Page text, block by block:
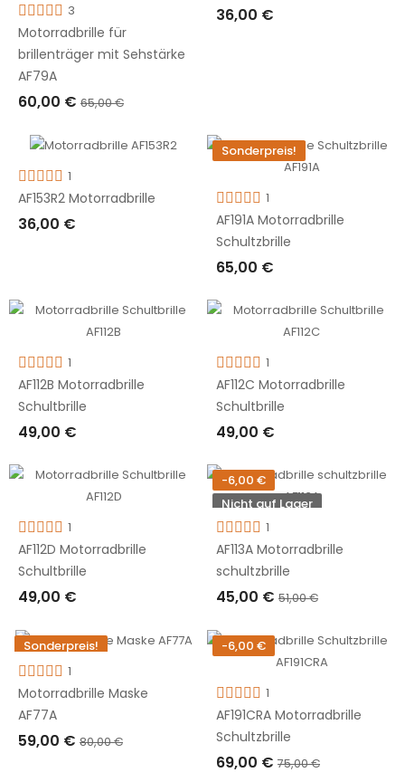
3
Motorradbrille für
brillenträger mit Sehstärke
AF79A
60,00 € 65,00 €
IN DEN WARENKORB LEGEN
36,00 €
1
AF153R2 Motorradbrille
36,00 €
Sonderpreis!
1
AF191A Motorradbrille
Schultzbrille
65,00 €
IN DEN WARENKORB LEGEN
1
AF112B Motorradbrille
Schultbrille
49,00 €
IN DEN WARENKORB LEGEN
1
AF112C Motorradbrille
Schultbrille
49,00 €
IN DEN WARENKORB LEGEN
1
AF112D Motorradbrille
Schultbrille
49,00 €
IN DEN WARENKORB LEGEN
-6,00 €
Nicht auf Lager
1
AF113A Motorradbrille
schultzbrille
45,00 € 51,00 €
AUSVERKAUFT
Sonderpreis!
-21,00 €1
Motorradbrille Maske
AF77A
59,00 € 80,00 €
-6,00 €
1
AF191CRA Motorradbrille
Schultzbrille
69,00 € 75,00 €